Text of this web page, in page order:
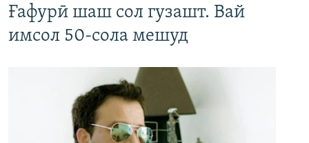
Ғафурӣ шаш сол гузашт. Вай
имсол 50-сола мешуд